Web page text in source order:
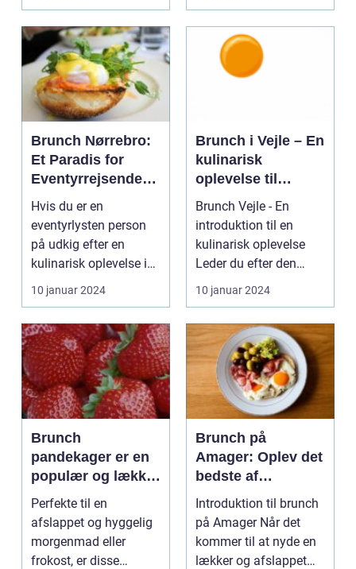
Brunch Nørrebro:
Et Paradis for
Eventyrrejsende
og Backpackere
Hvis du er en
eventyrlysten person
på udkig efter en
kulinarisk oplevelse i
København, er brunch
på ...
10 januar 2024
Brunch i Vejle – En
kulinarisk
oplevelse til
eventyrrejsende
og backpackere
Brunch Vejle - En
introduktion til en
kulinarisk oplevelse
Leder du efter den
perfekte brunch i Vej...
10 januar 2024
Brunch
pandekager er en
populær og lækker
ret, der kan
tilfredsstille
enhver sulten
mave
Perfekte til en
afslappet og hyggelig
morgenmad eller
frokost, er disse
Brunch på
Amager: Oplev det
bedste af
morgenmad og
frokost i én måltid
Introduktion til brunch
på Amager Når det
kommer til at nyde en
lækker og afslappet